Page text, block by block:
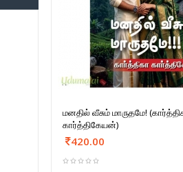
மனதில் வீசும் மாருதமே!
கார்த்திகேயன்)
420.00